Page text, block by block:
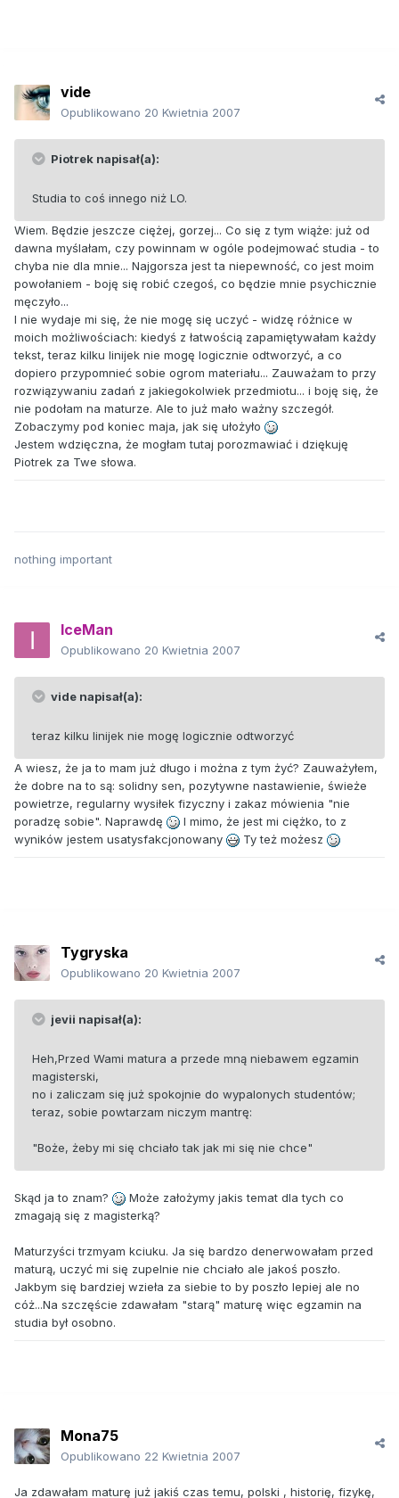
vide
Opublikowano 20 Kwietnia 2007
Piotrek napisał(a):
Studia to coś innego niż LO.
Wiem. Będzie jeszcze ciężej, gorzej... Co się z tym wiąże: już od
dawna myślałam, czy powinnam w ogóle podejmować studia - to
chyba nie dla mnie... Najgorsza jest ta niepewność, co jest moim
powołaniem - boję się robić czegoś, co będzie mnie psychicznie
męczyło...
I nie wydaje mi się, że nie mogę się uczyć - widzę różnice w
moich możliwościach: kiedyś z łatwością zapamiętywałam każdy
tekst, teraz kilku linijek nie mogę logicznie odtworzyć, a co
dopiero przypomnieć sobie ogrom materiału... Zauważam to przy
rozwiązywaniu zadań z jakiegokolwiek przedmiotu... i boję się, że
nie podołam na maturze. Ale to już mało ważny szczegół.
Zobaczymy pod koniec maja, jak się ułożyło
Jestem wdzięczna, że mogłam tutaj porozmawiać i dziękuję
Piotrek za Twe słowa.
nothing important
IceMan
Opublikowano 20 Kwietnia 2007
vide napisał(a):
teraz kilku linijek nie mogę logicznie odtworzyć
A wiesz, że ja to mam już długo i można z tym żyć? Zauważyłem,
że dobre na to są: solidny sen, pozytywne nastawienie, świeże
powietrze, regularny wysiłek fizyczny i zakaz mówienia "nie
poradzę sobie". Naprawdę
I mimo, że jest mi ciężko, to z
wyników jestem usatysfakcjonowany
Ty też możesz
Tygryska
Opublikowano 20 Kwietnia 2007
jevii napisał(a):
Heh,Przed Wami matura a przede mną niebawem egzamin
magisterski,
no i zaliczam się już spokojnie do wypalonych studentów;
teraz, sobie powtarzam niczym mantrę:
"Boże, żeby mi się chciało tak jak mi się nie chce"
Skąd ja to znam?
Może założymy jakis temat dla tych co
zmagają się z magisterką?
Maturzyści trzmyam kciuku. Ja się bardzo denerwowałam przed
maturą, uczyć mi się zupelnie nie chciało ale jakoś poszło.
Jakbym się bardziej wzieła za siebie to by poszło lepiej ale no
cóż...Na szczęście zdawałam "starą" maturę więc egzamin na
studia był osobno.
Mona75
Opublikowano 22 Kwietnia 2007
Ja zdawałam maturę już jakiś czas temu, polski , historię, fizykę,